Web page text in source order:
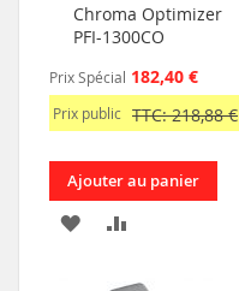
Chroma Optimizer
PFI-1300CO
Prix Spécial 182,40 €
Prix public TTC: 218,88 €
panier
Ajouter au panier
AJOUTER